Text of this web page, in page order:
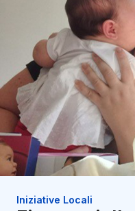
Iniziative Locali